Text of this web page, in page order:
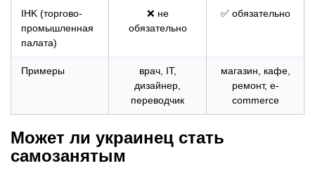
IHK (торгово-
промышленная
палата)
❌ не
обязательно
✅ обязательно
Примеры
врач, IT,
дизайнер,
переводчик
магазин, кафе,
ремонт, e-
commerce
Может ли украинец стать
самозанятым